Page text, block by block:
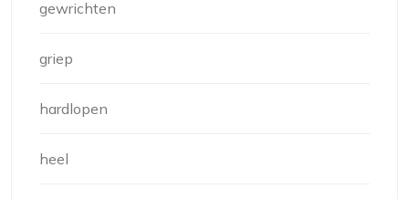
gewrichten
griep
hardlopen
heel